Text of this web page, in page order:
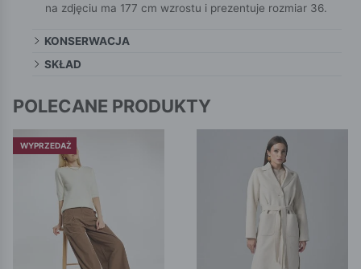
na zdjęciu ma 177 cm wzrostu i prezentuje rozmiar 36.
KONSERWACJA
SKŁAD
POLECANE PRODUKTY
WYPRZEDAŻ